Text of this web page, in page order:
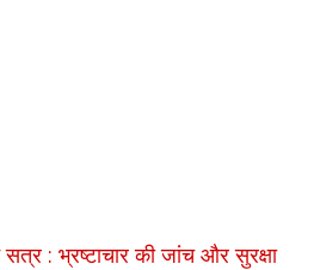
: भ्रष्टाचार की जांच और सुरक्षा